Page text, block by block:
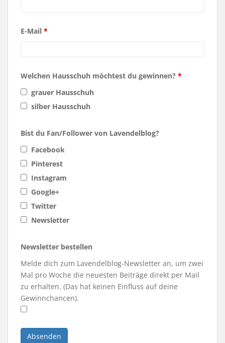
E-Mail *
Welchen Hausschuh möchtest du gewinnen? *
grauer Hausschuh
silber Hausschuh
Bist du Fan/Follower von Lavendelblog?
Facebook
Pinterest
Instagram
Google+
Twitter
Newsletter
Newsletter bestellen
Melde dich zum Lavendelblog-Newsletter an, um zwei
Mal pro Woche die neuesten Beiträge direkt per Mail
zu erhalten. (Das hat keinen Einfluss auf deine
Gewinnchancen).